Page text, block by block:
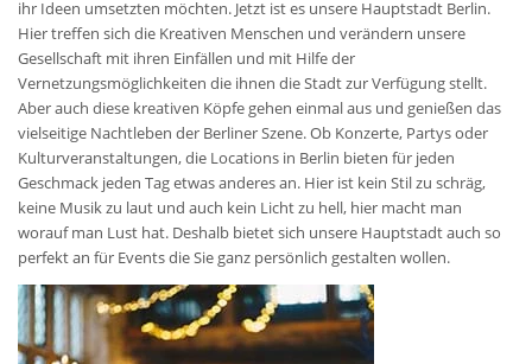
ihr Ideen umsetzten möchten. Jetzt ist es unsere Hauptstadt Berlin.
Hier treffen sich die Kreativen Menschen und verändern unsere
Gesellschaft mit ihren Einfällen und mit Hilfe der
Vernetzungsmöglichkeiten die ihnen die Stadt zur Verfügung stellt.
Aber auch diese kreativen Köpfe gehen einmal aus und genießen das
vielseitige Nachtleben der Berliner Szene. Ob Konzerte, Partys oder
Kulturveranstaltungen, die Locations in Berlin bieten für jeden
Geschmack jeden Tag etwas anderes an. Hier ist kein Stil zu schräg,
keine Musik zu laut und auch kein Licht zu hell, hier macht man
worauf man Lust hat. Deshalb bietet sich unsere Hauptstadt auch so
perfekt an für Events die Sie ganz persönlich gestalten wollen.